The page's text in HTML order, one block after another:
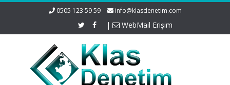
0505 123 59 59 info@klasdenetim.com
| WebMail Erişim